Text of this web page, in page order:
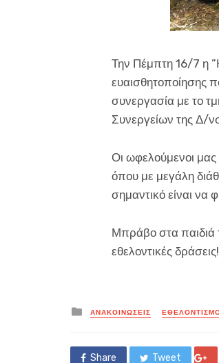
Την Πέμπτη 16/7 η
ευαισθητοποίησης
συνεργασία με το
Συνεργείων της Δ/
Οι ωφελούμενοι μας
όπου με μεγάλη
σημαντικό είναι να
Μπράβο στα παιδιά
εθελοντικές
Posted
in
ΑΝΑΚΟΙΝΏΣΕΙΣ
Share Tweet